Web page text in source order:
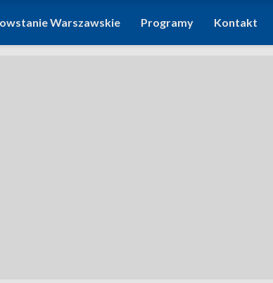
Warszawskie Programy Kontakt